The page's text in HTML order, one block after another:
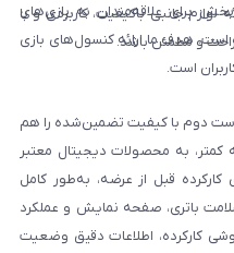
جانبی باکیفیت، کاربردی و با
راحت و مطمئن باشد.
برای علاقه‌مندان به بازی‌های
هدف ما ارائه کنسول‌های بازی
است.
دوم با کیفیت تضمین‌شده را هم
کمتر، به محصولات دیجیتال معتبر
قبل از عرضه، به‌طور کامل
باتری، صفحه نمایش و عملکرد
کارکرده، اطلاعات دقیق وضعیت